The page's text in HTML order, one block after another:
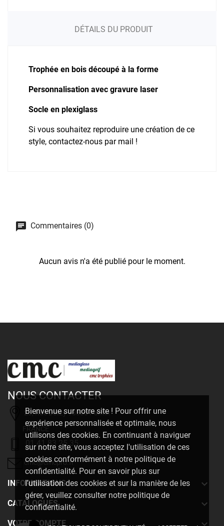
Bienvenue sur notre site ! Pour offrir une
expérience personnalisée et optimale, nous
utilisons des cookies. En continuant à naviguer
sur notre site, vous acceptez l'utilisation de ces
cookies conformément à notre politique de
confidentialité. Pour en savoir plus sur
l'utilisation des cookies et sur la manière de les
gérer, veuillez consulter notre politique de
confidentialité.
DÉTAILS DU PRODUIT
Trophée en bois découpé à la forme
Personnalisation avec gravure laser
Socle en plexiglass
Si vous souhaitez reproduire une création de ce
style, contactez-nous par mail !
Commentaires (0)
Aucun avis n'a été publié pour le moment.
NOUS CONTACTER
20, Rue Delizy 93500 Pantin
FRANCE
01 41 83 25 35
cmc@cmcpro.fr
INFORMATIONS 
CATALOGUES 
VOTRE COMPTE